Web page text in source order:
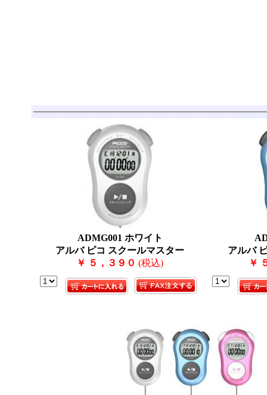
ADMG001 ホワイト
アルバ ピコ スクールマスター
￥ ５，３９０ (税込)
アルバ
￥